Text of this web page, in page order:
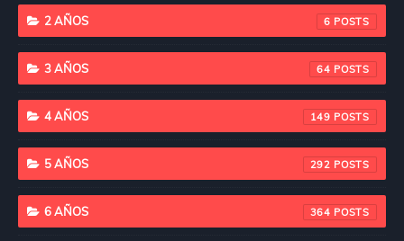
2 AÑOS 6
3 AÑOS 64
4 AÑOS 149
5 AÑOS 292
6 AÑOS 364